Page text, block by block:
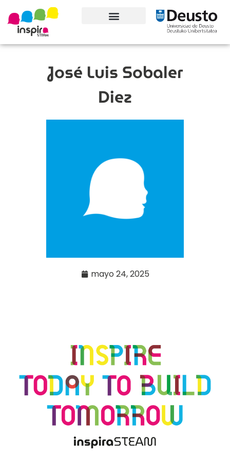
José Luis Sobaler
Diez
mayo 24, 2025